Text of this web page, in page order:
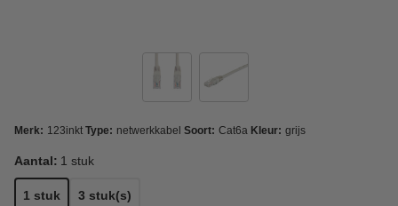
Merk: 123inkt Type: netwerkkabel Soort: Cat6a Kleur: grijs
Aantal: 1 stuk
1 stuk 3 stuk(s)